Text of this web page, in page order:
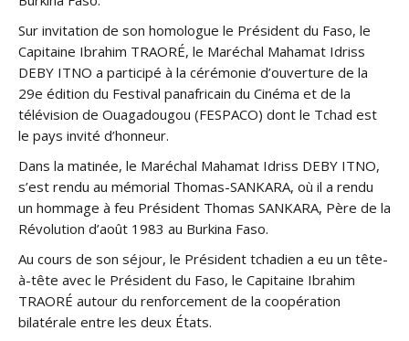
Sur invitation de son homologue le Président du Faso, le
Capitaine Ibrahim TRAORÉ, le Maréchal Mahamat Idriss
DEBY ITNO a participé à la cérémonie d’ouverture de la
29e édition du Festival panafricain du Cinéma et de la
télévision de Ouagadougou (FESPACO) dont le Tchad est
le pays invité d’honneur.
Dans la matinée, le Maréchal Mahamat Idriss DEBY ITNO,
s’est rendu au mémorial Thomas-SANKARA, où il a rendu
un hommage à feu Président Thomas SANKARA, Père de la
Révolution d’août 1983 au Burkina Faso.
Au cours de son séjour, le Président tchadien a eu un tête-
à-tête avec le Président du Faso, le Capitaine Ibrahim
TRAORÉ autour du renforcement de la coopération
bilatérale entre les deux États.